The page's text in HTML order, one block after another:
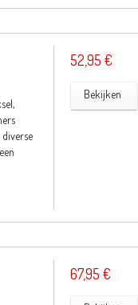
52,95 €
Bekijken
67,95 €